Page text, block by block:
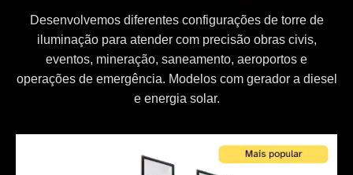
Desenvolvemos diferentes configurações de torre de
iluminação para atender com precisão obras civis,
eventos, mineração, saneamento, aeroportos e
operações de emergência. Modelos com gerador a diesel
e energia solar.